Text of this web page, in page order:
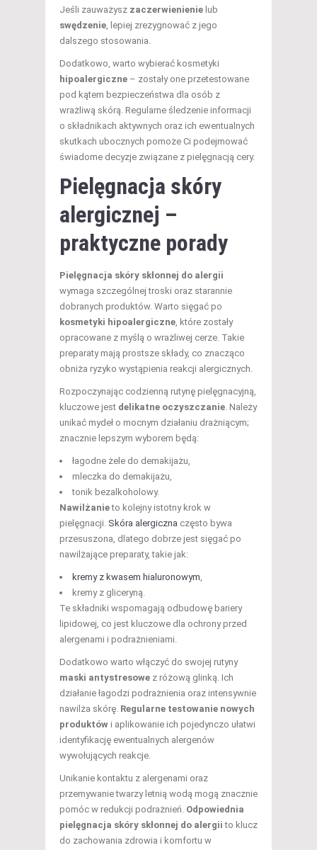
Jeśli zauważysz zaczerwienienie lub
swędzenie , lepiej zrezygnować z jego
dalszego stosowania.
Dodatkowo, warto wybierać kosmetyki
hipoalergiczne – zostały one przetestowane
pod kątem bezpieczeństwa dla osób z
wrażliwą skórą. Regularne śledzenie informacji
o składnikach aktywnych oraz ich ewentualnych
skutkach ubocznych pomoże Ci podejmować
świadome decyzje związane z pielęgnacją cery.
Pielęgnacja skóry
alergicznej –
praktyczne porady
Pielęgnacja skóry skłonnej do alergii
wymaga szczególnej troski oraz starannie
dobranych produktów. Warto sięgać po
kosmetyki hipoalergiczne , które zostały
opracowane z myślą o wrażliwej cerze. Takie
preparaty mają prostsze składy, co znacząco
obniża ryzyko wystąpienia reakcji alergicznych.
Rozpoczynając codzienną rutynę pielęgnacyjną,
kluczowe jest delikatne oczyszczanie . Należy
unikać mydeł o mocnym działaniu drażniącym;
znacznie lepszym wyborem będą:
łagodne żele do demakijażu,
mleczka do demakijażu,
tonik bezalkoholowy.
Nawilżanieto kolejny istotny krok w
pielęgnacji. Skóra alergiczna często bywa
przesuszona, dlatego dobrze jest sięgać po
nawilżające preparaty, takie jak:
kremy z kwasem hialuronowym
kremy z gliceryną.
Te składniki wspomagają odbudowę bariery
lipidowej, co jest kluczowe dla ochrony przed
alergenami i podrażnieniami.
Dodatkowo warto włączyć do swojej rutyny
maski antystresowe z różową glinką. Ich
działanie łagodzi podrażnienia oraz intensywnie
nawilża skórę. Regularne testowanie nowych
produktów i aplikowanie ich pojedynczo ułatwi
identyfikację ewentualnych alergenów
wywołujących reakcje.
Unikanie kontaktu z alergenami oraz
przemywanie twarzy letnią wodą mogą znacznie
pomóc w redukcji podrażnień. Odpowiednia
pielęgnacja skóry skłonnej do alergii to klucz
do zachowania zdrowia i komfortu w